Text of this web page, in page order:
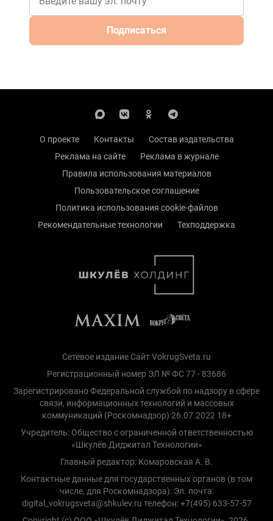
Подписаться
О проекте Контакты
Состав издательства
Реклама на сайте
Реклама в журнале
Правила использования материалов
Пользовательское соглашение
Политика использования cookie-файлов
Рекомендательные технологии
Техподдержка
Сетевое издание Сайт VokrugSveta.ru
Регистрационный номер ЭЛ № ФС 77 - 83686
Зарегистрировано Федеральной службой по надзору в сфере
связи, информационных технологий и массовых
коммуникаций (Роскомнадзор) 26.07.2022 18+
Учредитель: Общество с ограниченной ответственностью
«Шкулёв Диджитал Технологии»
Главный редактор: Комаровская А. В.
Контактные данные для государственных органов (в том
числе, для Роскомнадзора): Эл. почта:
digital_vokrugsveta@shkulev.ru телефон: +7(495) 633-57-57